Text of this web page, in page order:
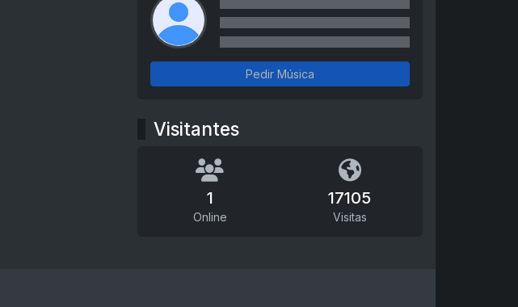
Pedir Música
Visitantes
1
Online
17105
Visitas